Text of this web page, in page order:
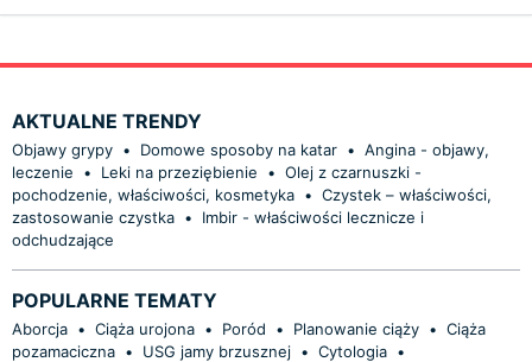
AKTUALNE TRENDY
Objawy grypy • Domowe sposoby na katar • Angina - objawy,
leczenie
• Leki na przeziębienie • Olej z czarnuszki -
pochodzenie, właściwości, kosmetyka • Czystek – właściwości,
zastosowanie czystka •
Imbir - właściwości lecznicze i
odchudzające
POPULARNE TEMATY
Aborcja • Ciąża urojona • Poród • Planowanie ciąży • Ciąża
pozamaciczna • USG jamy brzusznej • Cytologia •